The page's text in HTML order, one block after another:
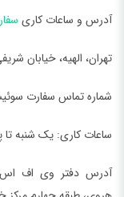
آدرس و ساعات کاری
تهران، الهیه، خیابان
شماره تماس سفارت سوئیس:
ساعات کاری: یک شنبه تا
آدرس دفتر وی اف اس: